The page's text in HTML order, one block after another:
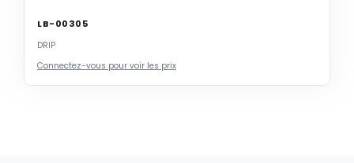
LB-00305
DRIP
Connectez-vous pour voir les prix